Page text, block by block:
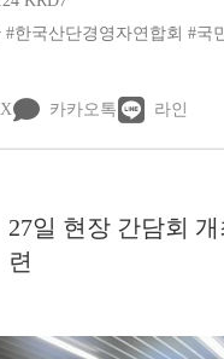
#한국산단경영자연합회 #국
X 카카오톡 라인
27일 현장 간담회
련